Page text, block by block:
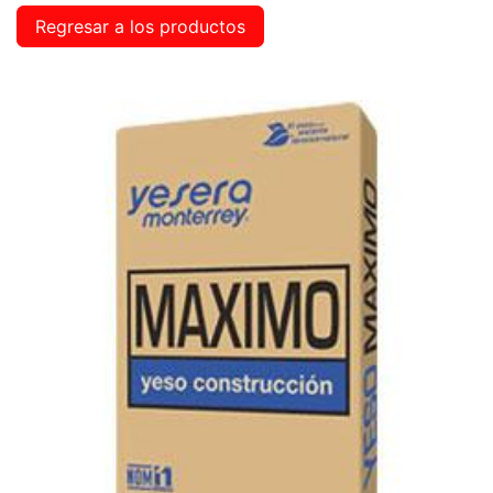
Regresar a los productos